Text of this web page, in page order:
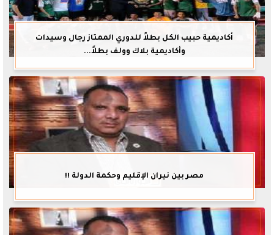
أكاديمية حبيب الكل بطلاً للدوري الممتاز رجال وسيدات
وأكاديمية بلاك وولف بطلاً...
مصر بين نيران الإقليم وحكمة الدولة !!